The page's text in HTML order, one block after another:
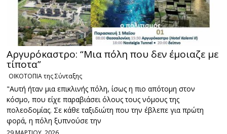
Αργυρόκαστρο: “Μια πόλη που δεν έμοιαζε με
τίποτα”
ΟΙΚΟΤΟΠΙΑ της Σύνταξης
"Αυτή ήταν μια επικλινής πόλη, ίσως η πιο απότομη στον
κόσμο, που είχε παραβιάσει όλους τους νόμους της
πολεοδομίας. Σε κάθε ταξιδιώτη που την έβλεπε για πρώτη
φορά, η πόλη ξυπνούσε την